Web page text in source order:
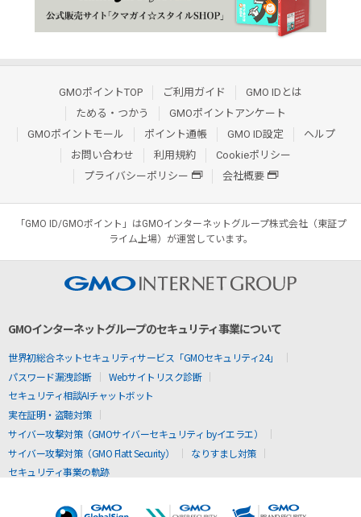
GMOポイントTOP ご利用ガイド
GMO IDとは
ためる・つかう
GMOポイントアンケート
GMOポイントモール
ポイント通帳 GMO ID設定
ヘルプ
お問い合わせ
利用規約
Cookieポリシー
プライバシーポリシー
会社概要
「GMO ID/GMOポイント」はGMOインターネットグループ株式会社（東証プ
ライム上場）が運営しています。
GMOインターネットグループのセキュリティ事業について
世界初総合ネットセキュリティサービス「GMOセキュリティ24」
パスワード漏洩診断
Webサイトリスク診断
セキュリティ相談AIチャットボット
実在証明・盗聴対策
サイバー攻撃対策（GMOサイバーセキュリティ byイエラエ）
サイバー攻撃対策（GMO Flatt Security）
なりすまし対策
セキュリティ事業の軌跡